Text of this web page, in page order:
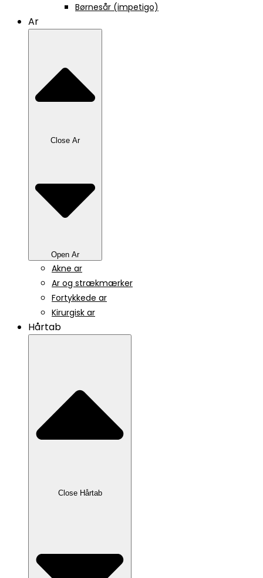
Børnesår (impetigo)
Ar
Close Ar
Open Ar
Akne ar
Ar og strækmærker
Fortykkede ar
Kirurgisk ar
Hårtab
Close Hårtab